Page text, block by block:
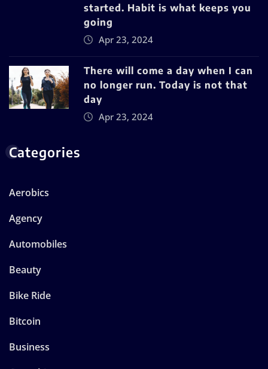
started. Habit is what keeps you
going
Apr 23, 2024
There will come a day when I can
no longer run. Today is not that
day
Apr 23, 2024
Categories
Aerobics
Agency
Automobiles
Beauty
Bike Ride
Bitcoin
Business